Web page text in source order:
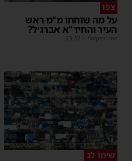
צפו
על מה שוחחו מ"מ ראש
העיר והחיד"א אברג׳ל?
יוסי יחזקאלי 23:37
שימו לב